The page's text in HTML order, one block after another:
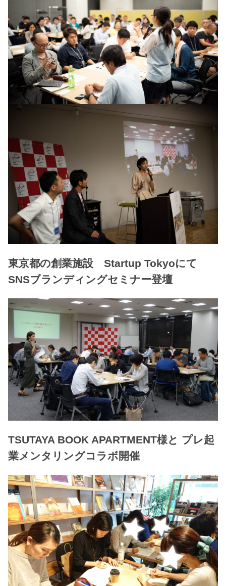
東京都の創業施設 Startup Tokyoにて
SNSブランディングセミナー登壇
TSUTAYA BOOK APARTMENT様と プレ起
業メンタリングコラボ開催